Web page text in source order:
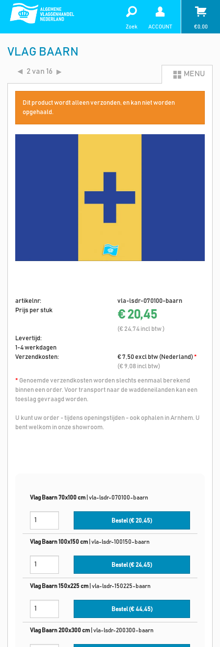
Zoek ACCOUNT €0,00
VLAG BAARN
2 van 16 MENU
Dit product wordt alleen verzonden, en kan niet worden
opgehaald.
artikelnr:
vla-lsdr-070100-baarn
Prijs per stuk
€ 20,45
(€ 24,74 incl btw )
Levertijd:
1-4 werkdagen
Verzendkosten:
€ 7,50 excl btw (Nederland)*
(€ 9,08 incl btw)
* Genoemde verzendkosten worden slechts eenmaal berekend
binnen een order. Voor transport naar de waddeneilanden kan een
toeslag gevraagd worden.
U kunt uw order - tijdens openingstijden - ook ophalen in Arnhem. U
bent welkom in onze showroom.
Vlag Baarn 70x100 cm vla-lsdr-070100-baarn
Bestel (€20,45)
Vlag Baarn 100x150 cm vla-lsdr-100150-baarn
Bestel (€24,45)
Vlag Baarn 150x225 cm vla-lsdr-150225-baarn
Bestel (€44,45)
Vlag Baarn 200x300 cm vla-lsdr-200300-baarn